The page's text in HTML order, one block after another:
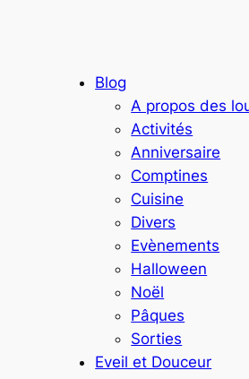
Blog
A propos des
Activités
Anniversaire
Comptines
Cuisine
Divers
Evènements
Halloween
Noël
Pâques
Sorties
Eveil et Douceur